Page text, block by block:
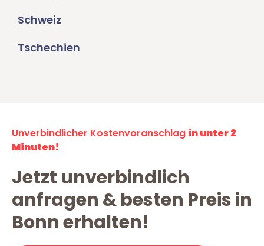
Schweiz
Tschechien
Unverbindlicher Kostenvoranschlag in unter 2
Minuten!
Jetzt unverbindlich
anfragen & besten Preis in
Bonn erhalten!